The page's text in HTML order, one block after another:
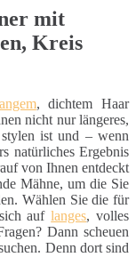
mit
Kreis
, dichtem Haar
nicht nur längeres,
ist und – wenn
natürliches Ergebnis
von Ihnen entdeckt
Mähne, um die Sie
Wählen Sie die für
sich auflanges, volles
Dann scheuen
Denn dort sind